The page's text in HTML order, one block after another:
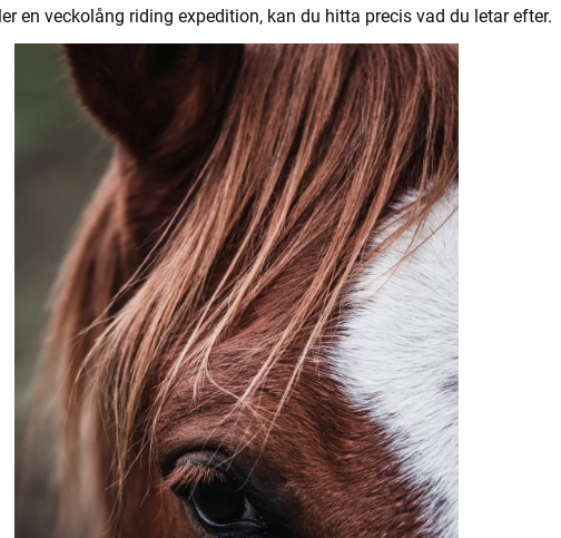
en veckolång riding expedition, kan du hitta precis vad du letar efter.